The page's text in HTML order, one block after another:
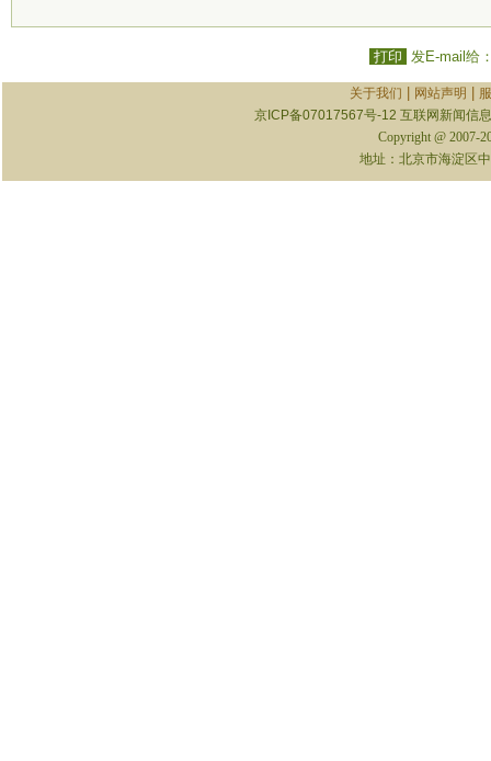
打印 发E-mail给
关于我们 网站声明
京ICP备07017567号-12 互联网新闻信
Copyright @ 2007-
地址：北京市海淀区